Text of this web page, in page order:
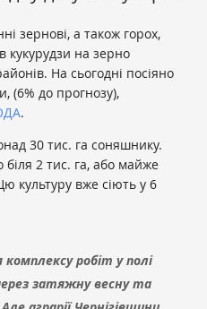
зернові, а також горох,
кукурудзи на зерно
На сьогодні посіяно
(6% до прогнозу),
.
30 тис. га соняшнику.
2 тис. га, або майже
культуру вже сіють у 6
робіт у полі
затяжну весну та